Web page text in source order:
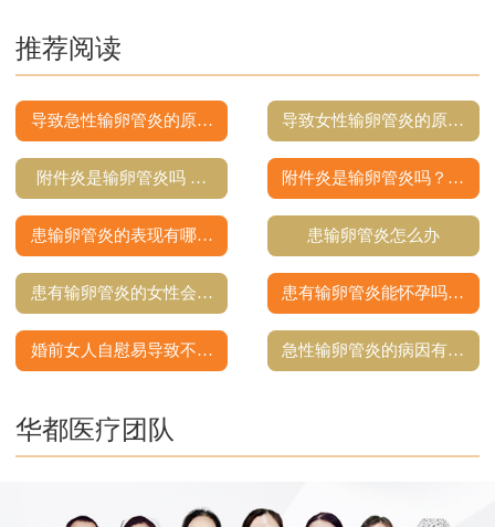
推荐阅读
导致急性输卵管炎的原… 导致女性输卵管炎的原…
附件炎是输卵管炎吗 … 附件炎是输卵管炎吗？…
患输卵管炎的表现有哪… 患输卵管炎怎么办
患有输卵管炎的女性会… 患有输卵管炎能怀孕吗…
婚前女人自慰易导致不… 急性输卵管炎的病因有…
华都医疗团队